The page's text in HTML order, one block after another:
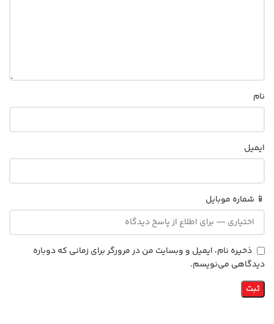
نام
ایمیل
📱 شماره موبایل
ذخیره نام، ایمیل و وبسایت من در مرورگر برای زمانی که دوباره
دیدگاهی می‌نویسم.